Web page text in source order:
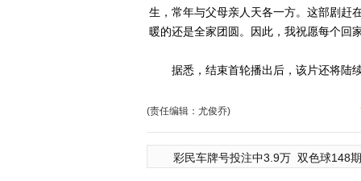
生，常年与父母亲人天各一方。这部剧赶
暖的还是全家团圆。因此，我祝愿每个回
据悉，结束首轮播出后，该片还将陆
(责任编辑：尤俊乔)
彩民车牌号投注中3.9万 双色球148